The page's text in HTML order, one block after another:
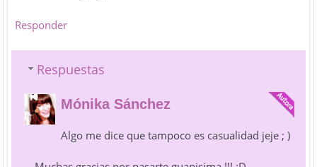
Responder
Respuestas
Mónika Sánchez
Algo me dice que tampoco es casualidad jeje ; )